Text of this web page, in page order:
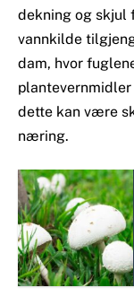
dekning og skjul
vannkilde
dam, hvor
dette kan være
næring.